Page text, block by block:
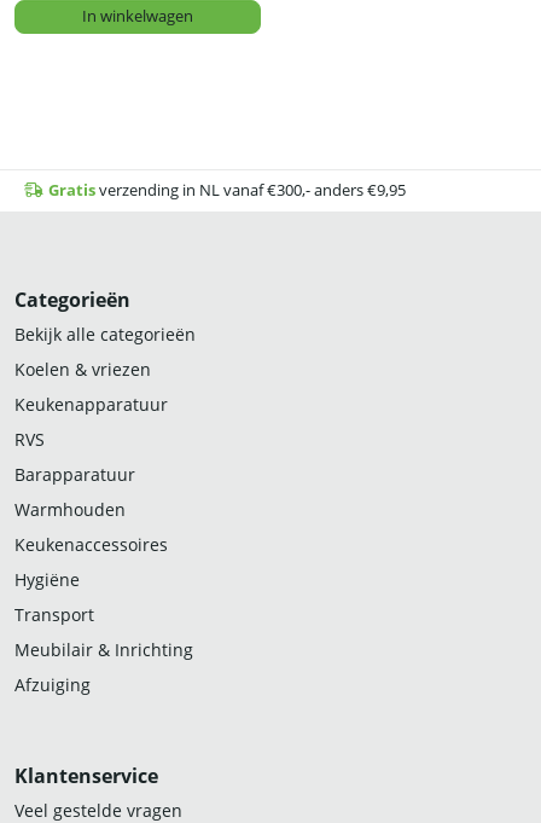
In winkelwagen
Gratisverzending in NL vanaf €300,- anders €9,95
Categorieën
Bekijk alle categorieën
Koelen & vriezen
Keukenapparatuur
RVS
Barapparatuur
Warmhouden
Keukenaccessoires
Hygiëne
Transport
Meubilair & Inrichting
Afzuiging
Klantenservice
Veel gestelde vragen